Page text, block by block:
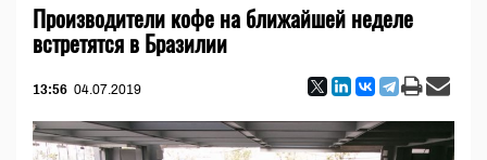
Производители кофе на ближайшей неделе
встретятся в Бразилии
13:56 04.07.2019